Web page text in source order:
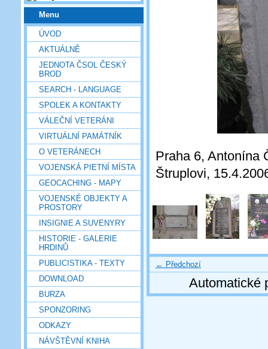
Menu
ÚVOD
AKTUÁLNĚ
JEDNOTA ČSOL ČESKÝ
BROD
SEARCH - LANGUAGE
SPOLEK A KONTAKTY
VÁLEČNÍ VETERÁNI
VIRTUÁLNÍ PAMÁTNÍK
O VETERÁNECH
VOJENSKÁ PIETNÍ MÍSTA
GEOCACHING - MAPY
VOJENSKÉ OBJEKTY A
PROSTORY
INSIGNIE A SUVENYRY
HISTORIE - GALERIE
HRDINŮ
PUBLICISTIKA - TEXTY
DOWNLOAD
BURZA
SPONZORING
ODKAZY
NÁVŠTĚVNÍ KNIHA
Praha 6, Antonína
Štruplovi,
← Předchozí
Automatické